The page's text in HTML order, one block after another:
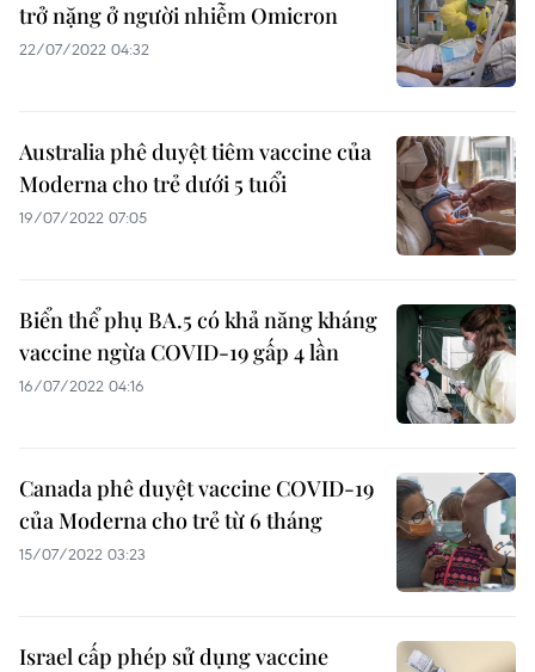
trở nặng ở người nhiễm Omicron
22/07/2022 04:32
Australia phê duyệt tiêm vaccine của
Moderna cho trẻ dưới 5 tuổi
19/07/2022 07:05
Biển thể phụ BA.5 có khả năng kháng
vaccine ngừa COVID-19 gấp 4 lần
16/07/2022 04:16
Canada phê duyệt vaccine COVID-19
của Moderna cho trẻ từ 6 tháng
15/07/2022 03:23
Israel cấp phép sử dụng vaccine